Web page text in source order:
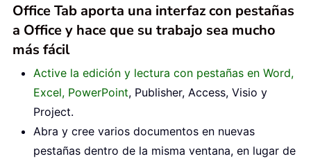
Office Tab aporta una interfaz con pestañas
a Office y hace que su trabajo sea mucho
más fácil
Active la edición y lectura con pestañas en Word,
Excel, PowerPoint, Publisher, Access, Visio y
Project.
Abra y cree varios documentos en nuevas
pestañas dentro de la misma ventana, en lugar de